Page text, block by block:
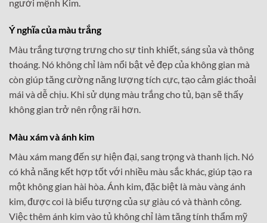
người mệnh Kim.
Ý nghĩa của màu trắng
Màu trắng tượng trưng cho sự tinh khiết, sáng sủa và thông
thoáng. Nó không chỉ làm nổi bật vẻ đẹp của không gian mà
còn giúp tăng cường năng lượng tích cực, tạo cảm giác thoải
mái và dễ chịu. Khi sử dụng màu trắng cho tủ, bạn sẽ thấy
không gian trở nên rộng rãi hơn.
Màu xám và ánh kim
Màu xám mang đến sự hiện đại, sang trọng và thanh lịch. Nó
có khả năng kết hợp tốt với nhiều màu sắc khác, giúp tạo ra
một không gian hài hòa. Ánh kim, đặc biệt là màu vàng ánh
kim, được coi là biểu tượng của sự giàu có và thành công.
Việc thêm ánh kim vào tủ không chỉ làm tăng tính thẩm mỹ